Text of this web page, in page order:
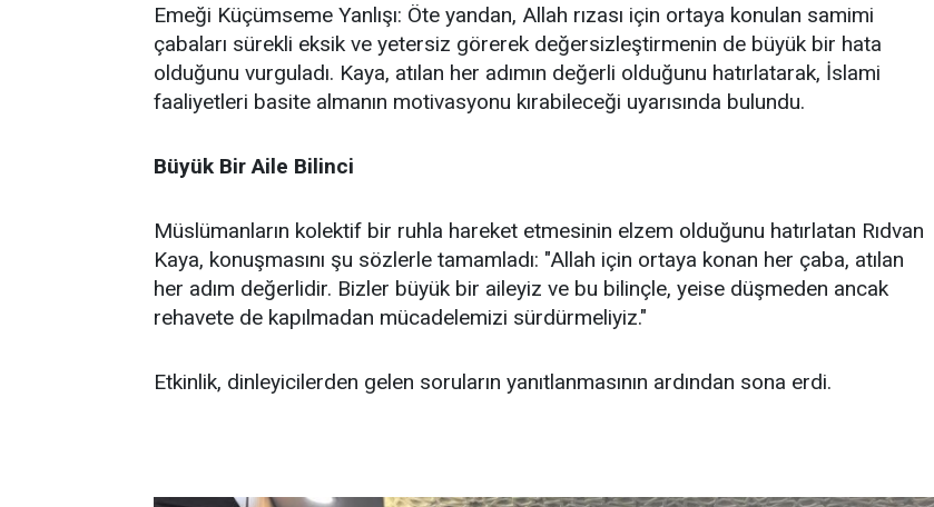
Emeği Küçümseme Yanlışı: Öte yandan, Allah rızası için ortaya konulan samimi
çabaları sürekli eksik ve yetersiz görerek değersizleştirmenin de büyük bir hata
olduğunu vurguladı. Kaya, atılan her adımın değerli olduğunu hatırlatarak, İslami
faaliyetleri basite almanın motivasyonu kırabileceği uyarısında bulundu.
Büyük Bir Aile Bilinci
Müslümanların kolektif bir ruhla hareket etmesinin elzem olduğunu hatırlatan Rıdvan
Kaya, konuşmasını şu sözlerle tamamladı: "Allah için ortaya konan her çaba, atılan
her adım değerlidir. Bizler büyük bir aileyiz ve bu bilinçle, yeise düşmeden ancak
rehavete de kapılmadan mücadelemizi sürdürmeliyiz."
Etkinlik, dinleyicilerden gelen soruların yanıtlanmasının ardından sona erdi.